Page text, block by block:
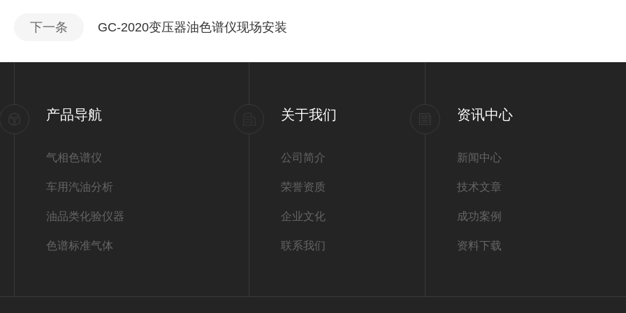
下一条 GC-2020变压器油色谱仪现场安装
产品导航
气相色谱仪
车用汽油分析
油品类化验仪器
色谱标准气体
关于我们
公司简介
荣誉资质
企业文化
联系我们
资讯中心
新闻中心
技术文章
成功案例
资料下载